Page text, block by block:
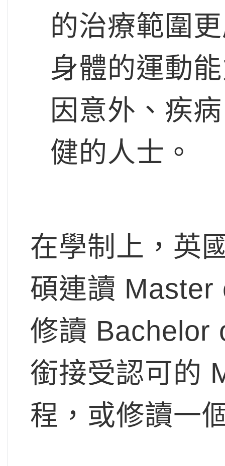
的治療範圍
身體的運動
因意外、疾
健的人士。
在學制上，英
碩連讀 Master
修讀 Bachelor
銜接受認可的
程，或修讀一